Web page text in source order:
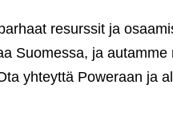
resurssit ja
Suomessa, ja autamme
yhteyttä Poweraan ja